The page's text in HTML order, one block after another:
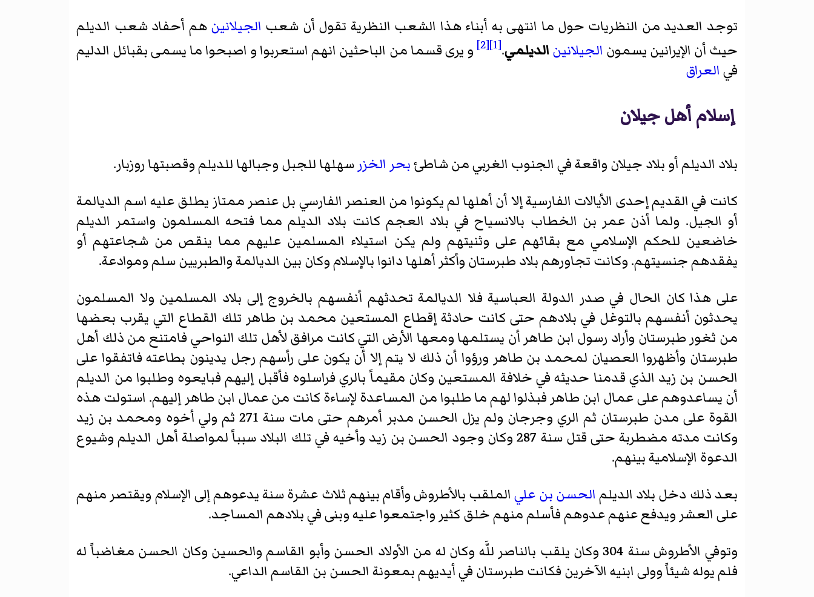
توجد العديد من النظريات حول ما انتهى به أبناء هذا الشعب النظرية تقول أن شعب الجيلانين هم أحفاد شعب الديلم
حيث أن الإيرانين يسمون الجيلانين الديلمي.
[1]
[2] و يرى قسما من الباحثين انهم استعربوا و اصبحوا ما يسمىبقبائل الدليم
في العراق
إسلام أهل جيلان
بلاد الديلم أو بلاد جيلان واقعة في الجنوب الغربي من شاطئبحر الخزر سهلها للجبل وجبالها للديلم وقصبتها روزبار.
كانت في القديم إحدى الأيالات الفارسية إلا أن أهلها لم يكونوا من العنصر الفارسي بل عنصر ممتاز يطلق عليه اسم الديالمة
أو الجيل. ولما أذن عمر بن الخطاب بالانسياح في بلاد العجم كانت بلاد الديلم مما فتحه المسلمون واستمر الديلم
خاضعين للحكم الإسلامي مع بقائهم على وثنيتهم ولم يكن استيلاء المسلمين عليهم مما ينقص من شجاعتهم أو
يفقدهم جنسيتهم. وكانت تجاورهم بلاد طبرستان وأكثر أهلها دانوا بالإسلام وكان بين الديالمة والطبريين سلم وموادعة.
على هذا كان الحال في صدر الدولة العباسية فلا الديالمة تحدثهم أنفسهم بالخروج إلى بلاد المسلمين ولا المسلمون
يحدثون أنفسهم بالتوغل في بلادهم حتى كانت حادثة إقطاع المستعين محمد بن طاهر تلك القطاع التي يقرب بعضها
من ثغور طبرستان وأراد رسول ابن طاهر أن يستلمها ومعها الأرض التي كانت مرافق لأهل تلك النواحي فامتنع من ذلك أهل
طبرستان وأظهروا العصيان لمحمد بن طاهر ورؤوا أن ذلك لا يتم إلا أن يكون على رأسهم رجل يدينون بطاعته فاتفقوا على
الحسن بن زيد الذي قدمنا حديثه في خلافة المستعين وكان مقيماً بالري فراسلوه فأقبل إليهم فبايعوه وطلبوا من الديلم
أن يساعدوهم على عمال ابن طاهر فبذلوا لهم ما طلبوا من المساعدة لإساءة كانت من عمال ابن طاهر إليهم. استولت هذه
القوة على مدن طبرستان ثم الري وجرجان ولم يزل الحسن مدبر أمرهم حتى مات سنة 271 ثم ولي أخوه ومحمد بن زيد
وكانت مدته مضطربة حتى قتل سنة 287 وكان وجود الحسن بن زيد وأخيه في تلك البلاد سبباً لمواصلة أهل الديلم وشيوع
الدعوة الإسلامية بينهم.
بعد ذلك دخل بلاد الديلم الحسن بن عليالملقب بالأطروش وأقام بينهم ثلاث عشرة سنة يدعوهم إلى الإسلام ويقتصر منهم
على العشر ويدفع عنهم عدوهم فأسلم منهم خلق كثير واجتمعوا عليه وبنى في بلادهم المساجد.
وتوفي الأطروش سنة 304 وكان يلقب بالناصر للَّه وكان له من الأولاد الحسن وأبو القاسم والحسين وكان الحسن مغاضباً له
فلم يوله شيئاً وولى ابنيه الآخرين فكانت طبرستان في أيديهم بمعونة الحسن بن القاسم الداعي.